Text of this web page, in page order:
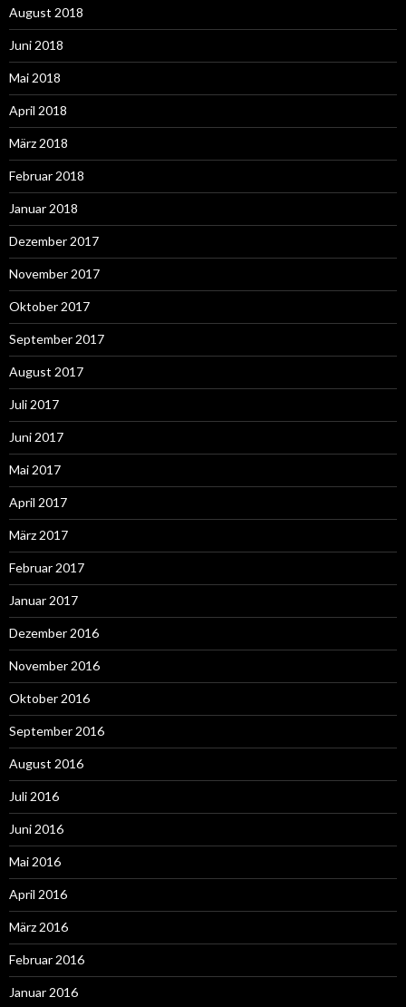
August 2018
Juni 2018
Mai 2018
April 2018
März 2018
Februar 2018
Januar 2018
Dezember 2017
November 2017
Oktober 2017
September 2017
August 2017
Juli 2017
Juni 2017
Mai 2017
April 2017
März 2017
Februar 2017
Januar 2017
Dezember 2016
November 2016
Oktober 2016
September 2016
August 2016
Juli 2016
Juni 2016
Mai 2016
April 2016
März 2016
Februar 2016
Januar 2016